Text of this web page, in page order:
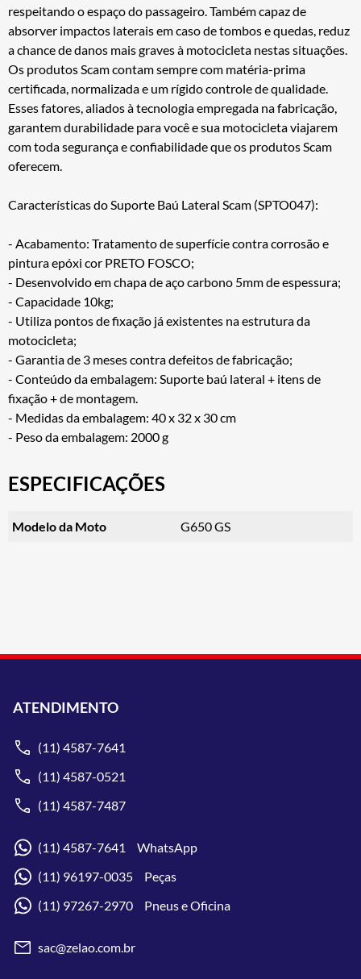
respeitando o espaço do passageiro. Também capaz de
absorver impactos laterais em caso de tombos e quedas, reduz
a chance de danos mais graves à motocicleta nestas situações.
Os produtos Scam contam sempre com matéria-prima
certificada, normalizada e um rígido controle de qualidade.
Esses fatores, aliados à tecnologia empregada na fabricação,
garantem durabilidade para você e sua motocicleta viajarem
com toda segurança e confiabilidade que os produtos Scam
oferecem.
Características do Suporte Baú Lateral Scam (SPTO047):
- Acabamento: Tratamento de superfície contra corrosão e
pintura epóxi cor PRETO FOSCO;
- Desenvolvido em chapa de aço carbono 5mm de espessura;
- Capacidade 10kg;
- Utiliza pontos de fixação já existentes na estrutura da
motocicleta;
- Garantia de 3 meses contra defeitos de fabricação;
- Conteúdo da embalagem: Suporte baú lateral + itens de
fixação + de montagem.
- Medidas da embalagem: 40 x 32 x 30 cm
- Peso da embalagem: 2000 g
ESPECIFICAÇÕES
Modelo da Moto G650 GS
ATENDIMENTO
(11) 4587-7641
(11) 4587-0521
(11) 4587-7487
(11) 4587-7641 WhatsApp
(11) 96197-0035 Peças
(11) 97267-2970 Pneus e Oficina
sac@zelao.com.br